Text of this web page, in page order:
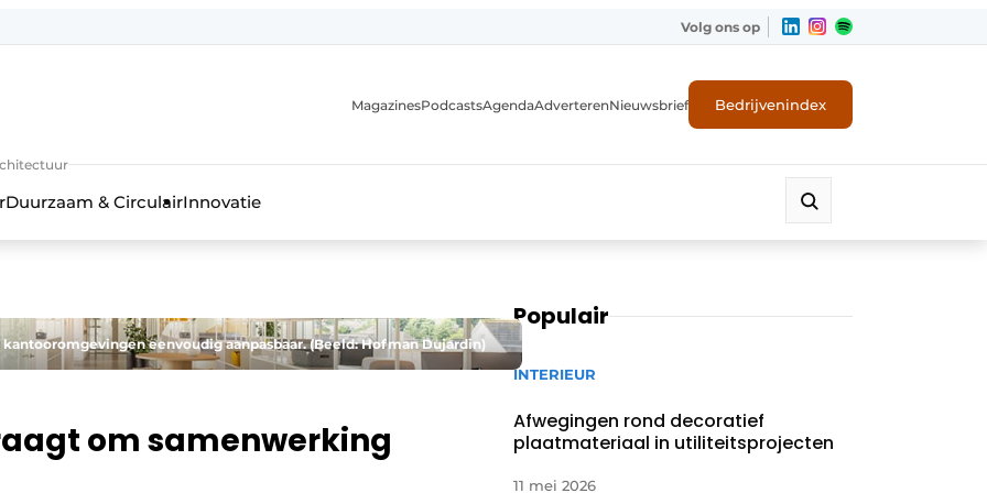
Volg ons op
MagazinesPodcastsAgendaAdverterenNieuwsbrief Bedrijvenindex
Duurzaam & CirculairInnovatie
eenvoudig aanpasbaar. (Beeld: Hofman Dujardin)
om samenwerking
Populair
INTERIEUR
Afwegingen rond decoratief
plaatmateriaal in utiliteitsprojecten
11 mei 2026